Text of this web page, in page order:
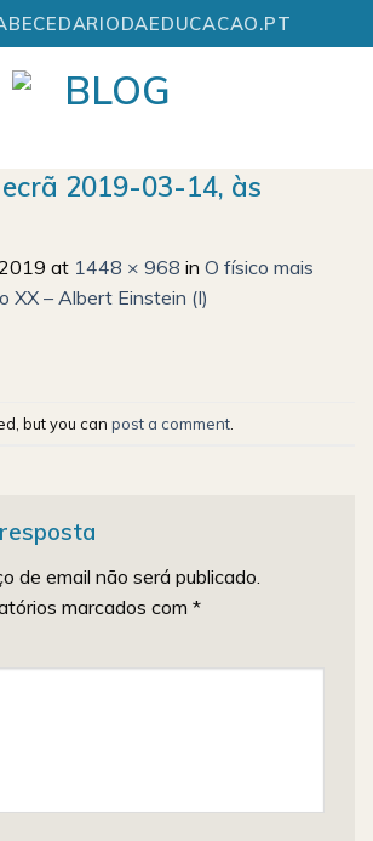
2019-03-14, às
at 1448 × 968 in O físico mais
XX – Albert Einstein (I)
but you can post a comment
de email não será publicado.
marcados com *